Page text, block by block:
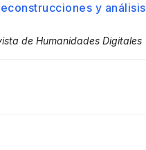
y análisis
de Humanidades Digitales